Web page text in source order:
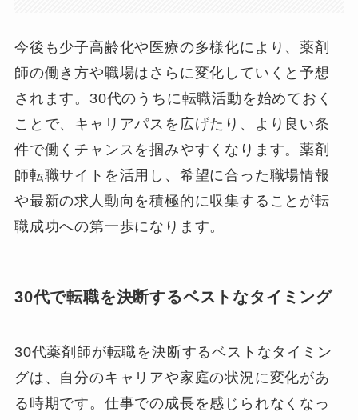
今後も少子高齢化や医療の多様化により、薬剤
師の働き方や職場はさらに変化していくと予想
されます。30代のうちに転職活動を始めておく
ことで、キャリアパスを広げたり、より良い条
件で働くチャンスを掴みやすくなります。薬剤
師転職サイトを活用し、希望に合った職場情報
や最新の求人動向を積極的に収集することが転
職成功への第一歩になります。
30代で転職を決断するベストなタイミング
30代薬剤師が転職を決断するベストなタイミン
グは、自分のキャリアや家庭の状況に変化があ
る時期です。仕事での成長を感じられなくなっ